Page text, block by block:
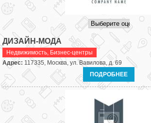
ДИЗАЙН-МОДА
Недвижимость, Бизнес-центры
Адрес: 117335, Москва, ул. Вавилова, д. 69
ПОДРОБНЕЕ